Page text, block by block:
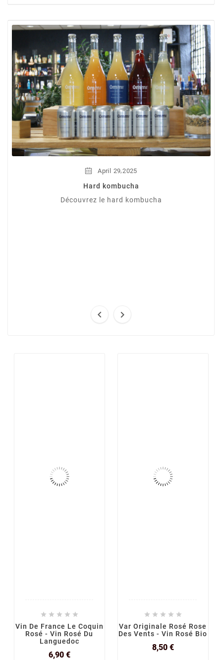
April 29,2025
Hard kombucha
Découvrez le hard kombucha
 
    
Vin De France Le Coquin
Rosé - Vin Rosé Du
Languedoc
6,90 €Prix
    
Var Originale Rosé Rose
Des Vents - Vin Rosé Bio
8,50 €Prix